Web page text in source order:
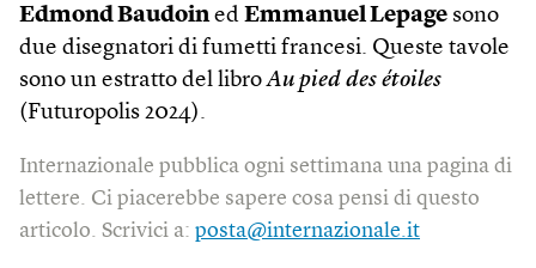
Edmond Baudoined Emmanuel Lepage sono
due disegnatori di fumetti francesi. Queste tavole
sono un estratto del libroAu pied des étoiles
(Futuropolis 2024).
Internazionale pubblica ogni settimana una pagina di
lettere. Ci piacerebbe sapere cosa pensi di questo
articolo. Scrivici a: posta@internazionale.it